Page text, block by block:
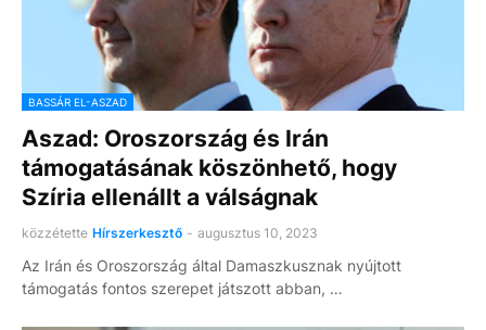
BASSÁR EL-ASZAD
Aszad: Oroszország és Irán
támogatásának köszönhető, hogy
Szíria ellenállt a válságnak
közzétette Hírszerkesztő - augusztus 10, 2023
Az Irán és Oroszország által Damaszkusznak nyújtott
támogatás fontos szerepet játszott abban, …